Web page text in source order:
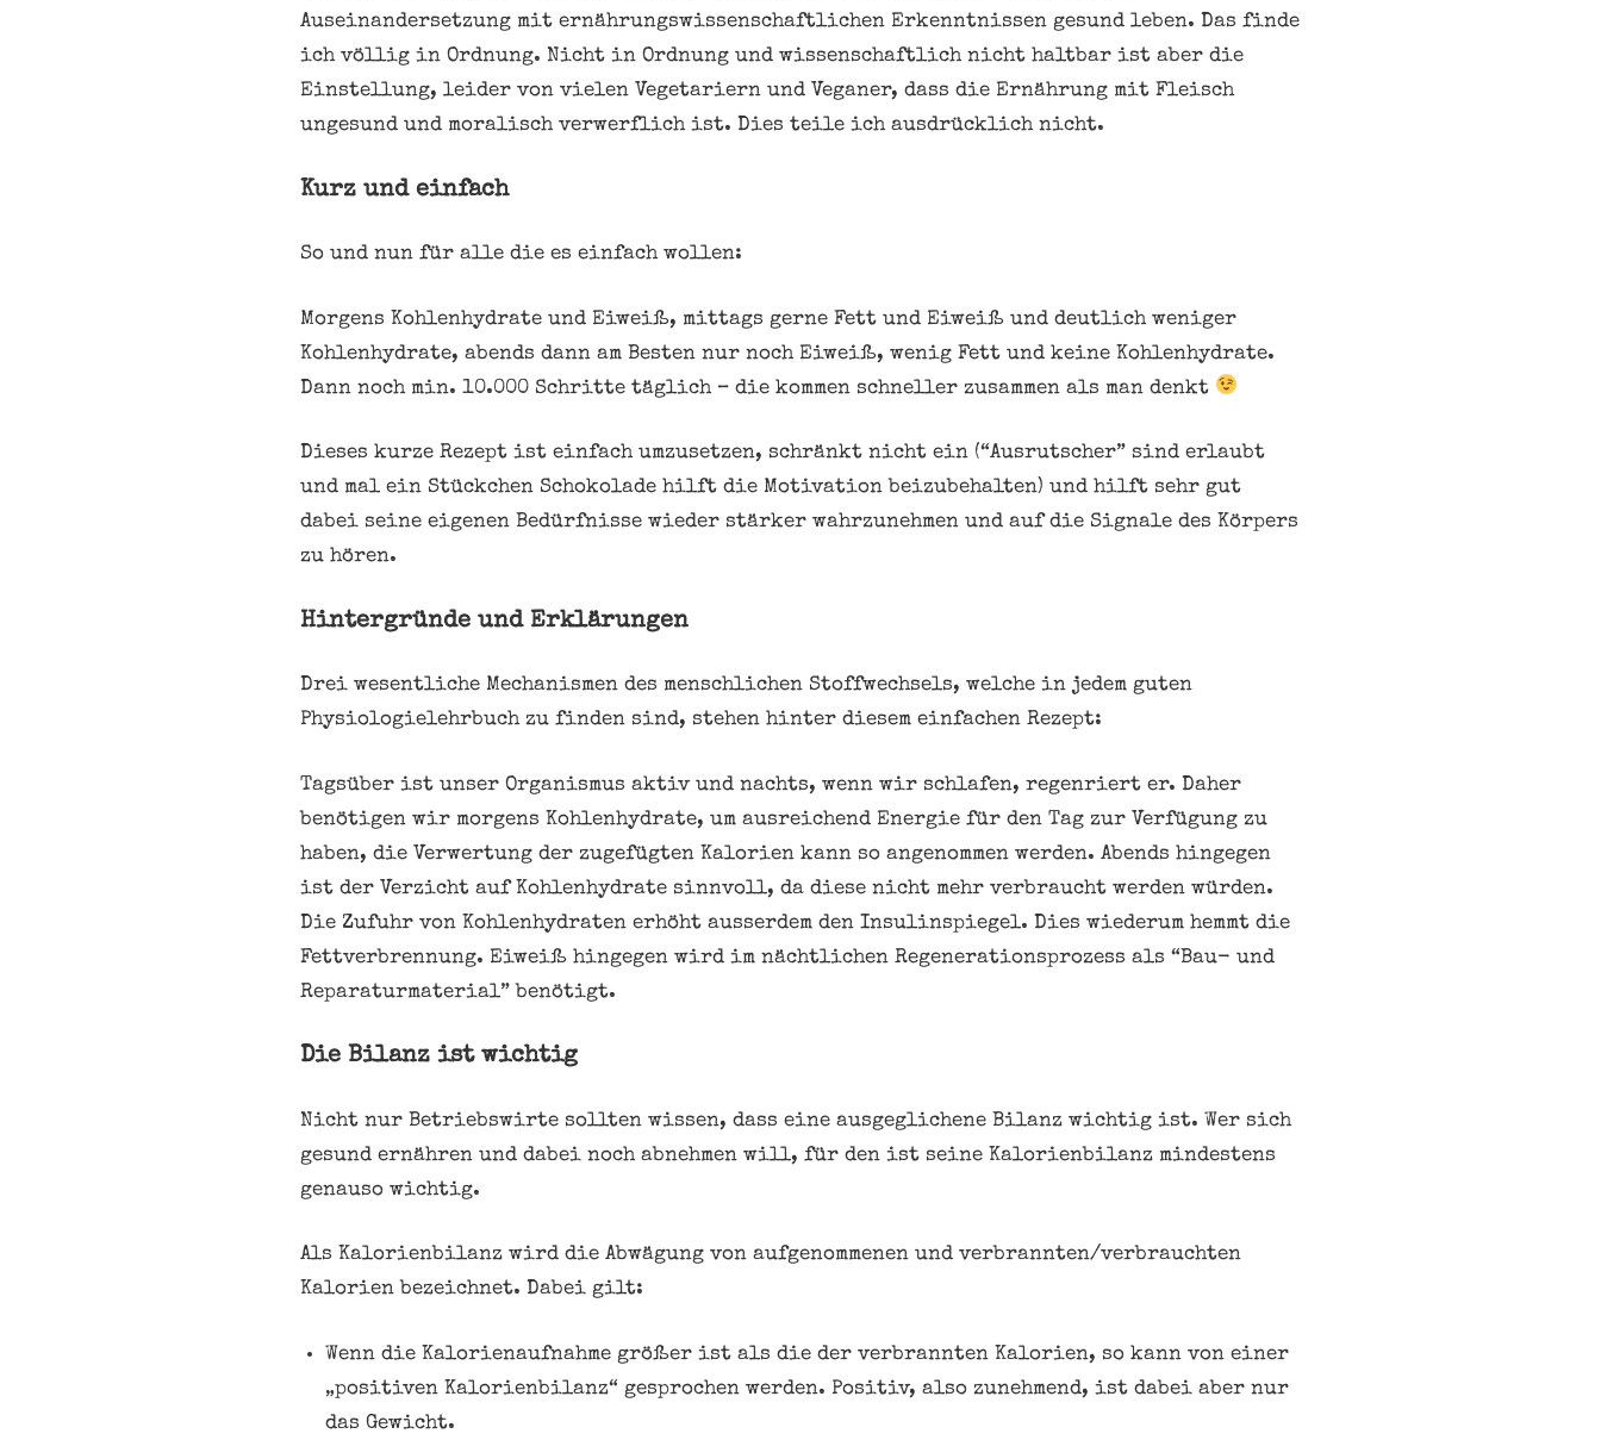
Auseinandersetzung mit ernährungswissenschaftlichen Erkenntnissen gesund leben. Das finde
ich völlig in Ordnung. Nicht in Ordnung und wissenschaftlich nicht haltbar ist aber die
Einstellung, leider von vielen Vegetariern und Veganer, dass die Ernährung mit Fleisch
ungesund und moralisch verwerflich ist. Dies teile ich ausdrücklich nicht.
Kurz und einfach
So und nun für alle die es einfach wollen:
Morgens Kohlenhydrate und Eiweiß, mittags gerne Fett und Eiweiß und deutlich weniger
Kohlenhydrate, abends dann am Besten nur noch Eiweiß, wenig Fett und keine Kohlenhydrate.
Dann noch min. 10.000 Schritte täglich – die kommen schneller zusammen als man denkt
Dieses kurze Rezept ist einfach umzusetzen, schränkt nicht ein (“Ausrutscher” sind erlaubt
und mal ein Stückchen Schokolade hilft die Motivation beizubehalten) und hilft sehr gut
dabei seine eigenen Bedürfnisse wieder stärker wahrzunehmen und auf die Signale des Körpers
zu hören.
Hintergründe und Erklärungen
Drei wesentliche Mechanismen des menschlichen Stoffwechsels, welche in jedem guten
Physiologielehrbuch zu finden sind, stehen hinter diesem einfachen Rezept:
Tagsüber ist unser Organismus aktiv und nachts, wenn wir schlafen, regenriert er. Daher
benötigen wir morgens Kohlenhydrate, um ausreichend Energie für den Tag zur Verfügung zu
haben, die Verwertung der zugefügten Kalorien kann so angenommen werden. Abends hingegen
ist der Verzicht auf Kohlenhydrate sinnvoll, da diese nicht mehr verbraucht werden würden.
Die Zufuhr von Kohlenhydraten erhöht ausserdem den Insulinspiegel. Dies wiederum hemmt die
Fettverbrennung. Eiweiß hingegen wird im nächtlichen Regenerationsprozess als “Bau- und
Reparaturmaterial” benötigt.
Die Bilanz ist wichtig
Nicht nur Betriebswirte sollten wissen, dass eine ausgeglichene Bilanz wichtig ist. Wer sich
gesund ernähren und dabei noch abnehmen will, für den ist seine Kalorienbilanz mindestens
genauso wichtig.
Als Kalorienbilanz wird die Abwägung von aufgenommenen und verbrannten/verbrauchten
Kalorien bezeichnet. Dabei gilt:
Wenn die Kalorienaufnahme größer ist als die der verbrannten Kalorien, so kann von einer
„positiven Kalorienbilanz“ gesprochen werden. Positiv, also zunehmend, ist dabei aber nur
das Gewicht.